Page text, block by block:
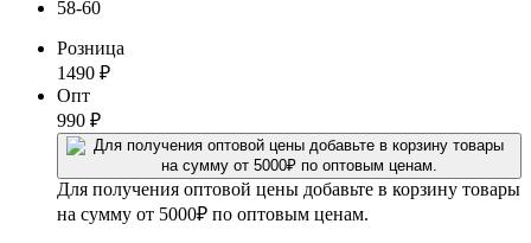
58-60
Розница
1490 ₽
Опт
990 ₽
Для получения оптовой цены добавьте в корзину товары
на сумму от 5000₽ по оптовым ценам.